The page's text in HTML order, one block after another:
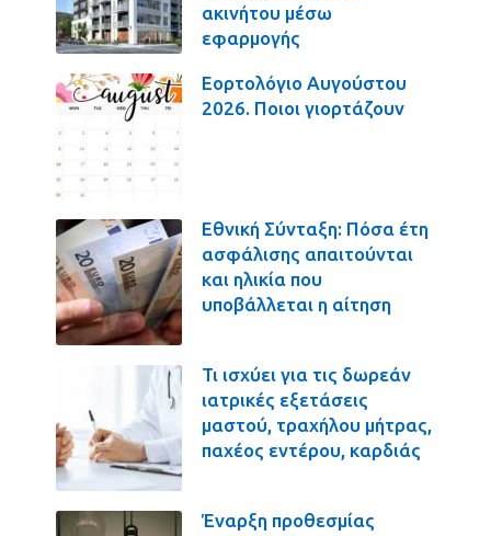
ακινήτου μέσω
εφαρμογής
Εορτολόγιο Αυγούστου
2026. Ποιοι γιορτάζουν
Εθνική Σύνταξη: Πόσα έτη
ασφάλισης απαιτούνται
και ηλικία που
υποβάλλεται η αίτηση
Τι ισχύει για τις δωρεάν
ιατρικές εξετάσεις
μαστού, τραχήλου μήτρας,
παχέος εντέρου, καρδιάς
Έναρξη προθεσμίας